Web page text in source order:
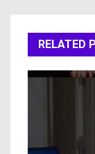
ゲ
ー
RELATED